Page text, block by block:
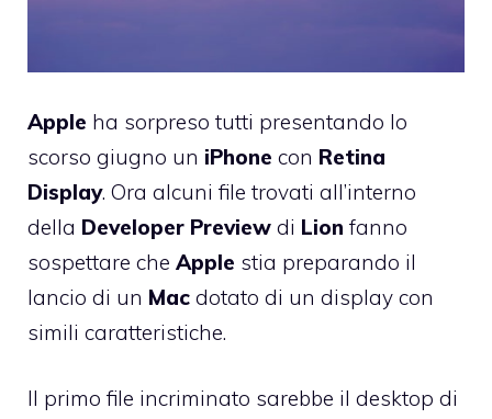
Apple ha sorpreso tutti presentando lo
scorso giugno un iPhone con Retina
Display. Ora alcuni file trovati all’interno
della Developer Preview di Lion fanno
sospettare che Apple stia preparando il
lancio di un Mac dotato di un display con
simili caratteristiche.
Il primo file incriminato sarebbe il desktop di